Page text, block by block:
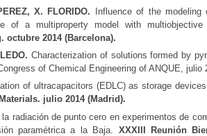
X. FLORIDO. Influence of the
of a multiproperty model with multiobjective
octubre 2014 (Barcelona).
Characterization of solutions formed by
of Chemical Engineering of ANQUE, julio
of ultracapacitors (EDLC) as storage
julio 2014 (Madrid).
radiación de punto cero en experimentos de
paramétrica a la Baja. XXXIII Reunión